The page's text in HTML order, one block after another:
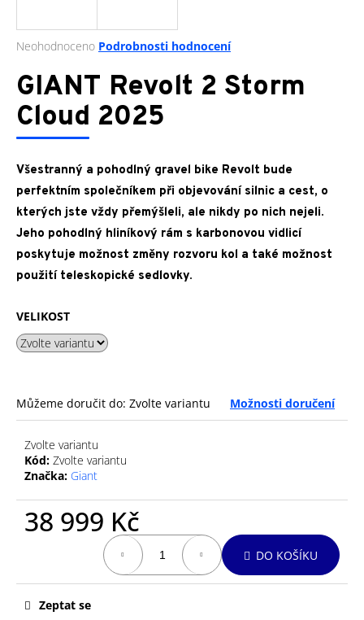
Průměrné
produktu
je
0,0
z
5
Neohodnoceno Podrobnosti hodnocení
GIANT Revolt 2 Storm
Cloud 2025
Všestranný a pohodlný gravel bike Revolt bude
perfektním společníkem při objevování silnic a cest, o
kterých jste vždy přemýšleli, ale nikdy po nich nejeli.
Jeho pohodlný hliníkový rám s karbonovou vidlicí
poskytuje možnost změny rozvoru kol a také možnost
použití teleskopické sedlovky.
VELIKOST
Můžeme doručit do: Zvolte variantu Možnosti doručení
Zvolte variantu
Kód: Zvolte variantu
Značka: Giant
38 999 Kč
DO KOŠÍKU
Zeptat se
j
t
?
HLEDAT
D
o
o
r
u
j
e
m
GU
ENERGY
GEL
Kč